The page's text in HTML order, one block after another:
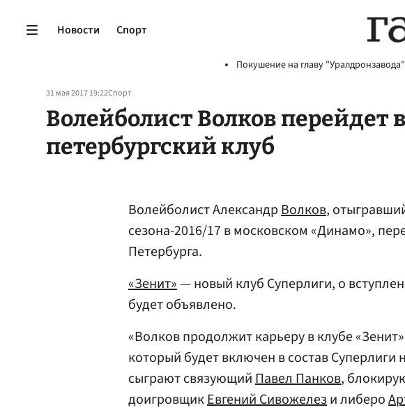
Новости Спорт
Покушение на главу "Уралдронзавода"
31 мая 2017 19:22Спорт
Волейболист Волков перейдет
петербургский клуб
Волейболист АлександрВолков,
сезона-2016/17 в московском «Динамо»,
Петербурга.
«Зенит»— новый клуб Суперлиги, о
будет объявлено.
«Волков продолжит карьеру в клубе
который будет включен в состав
сыграют связующийПавел Панков,
доигровщикЕвгений Сивожелези либеро